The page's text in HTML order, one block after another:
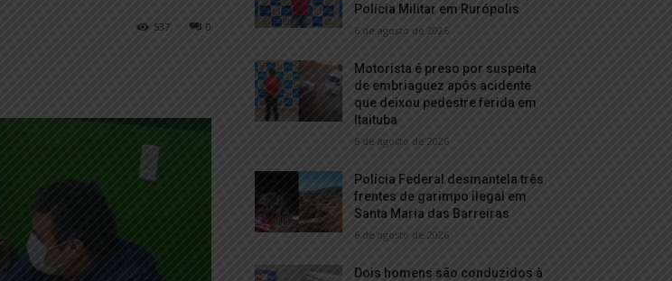
0
537
Polícia Militar em Rurópolis
6 de agosto de 2026
Motorista é preso por suspeita
de embriaguez após acidente
que deixou pedestre ferida em
Itaituba
6 de agosto de 2026
Polícia Federal desmantela três
frentes de garimpo ilegal em
Santa Maria das Barreiras
6 de agosto de 2026
Dois homens são conduzidos à